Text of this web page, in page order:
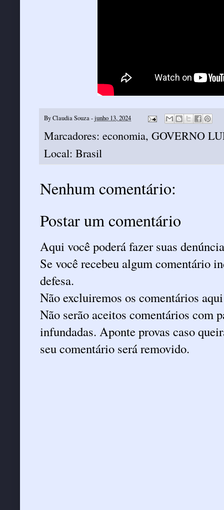
ByClaudia Souza-junho 13, 2024
Marcadores: economia, GOVERNO
Local: Brasil
Nenhum comentário:
Postar um comentário
Aqui você poderá fazer suas
Se você recebeu algum comentário
defesa.
Não excluiremos os comentários
Não serão aceitos comentários com
infundadas. Aponte provas caso
seu comentário será removido.